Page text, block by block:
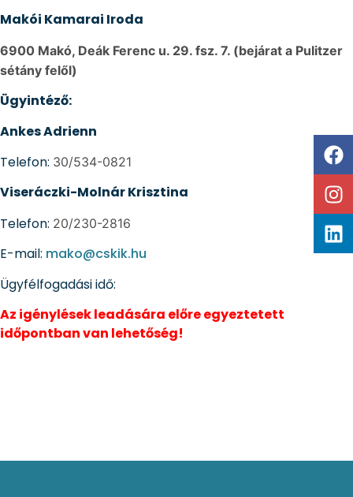
Makói Kamarai Iroda
6900 Makó, Deák Ferenc u. 29. fsz. 7. (bejárat a Pulitzer
sétány felől)
Ügyintéző:
Ankes Adrienn
Telefon: 30/534-0821
Viseráczki-Molnár Krisztina
Telefon: 20/230-2816
E-mail: mako@cskik.hu
Ügyfélfogadási idő:
Az igénylések leadására előre egyeztetett
időpontban van lehetőség!